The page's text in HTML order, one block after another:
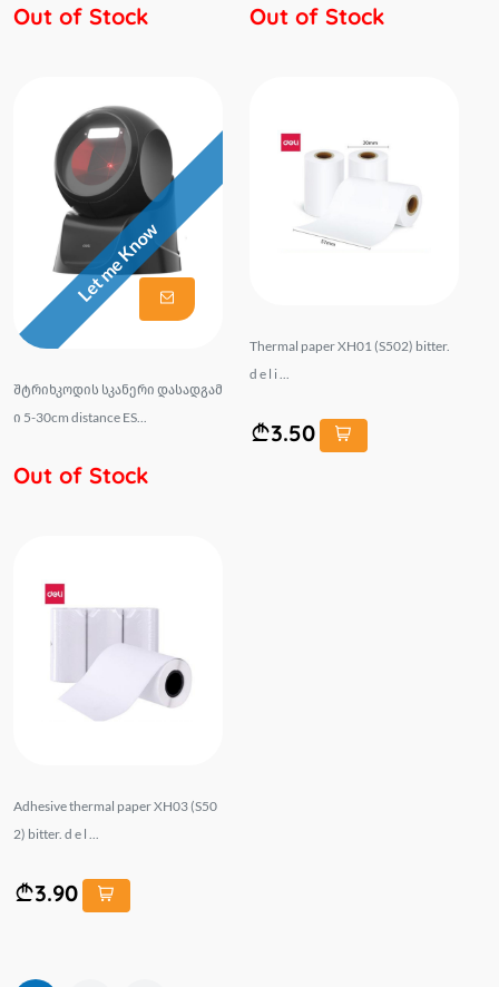
Out of Stock Out of Stock
Let me Know
შტრიხკოდის სკანერი დასადგამ
ი 5-30cm distance ES...
Out of Stock
Thermal paper XH01 (S502) bitter.
d e l i ...
3.50
Adhesive thermal paper XH03 (S50
2) bitter. d e l ...
3.90